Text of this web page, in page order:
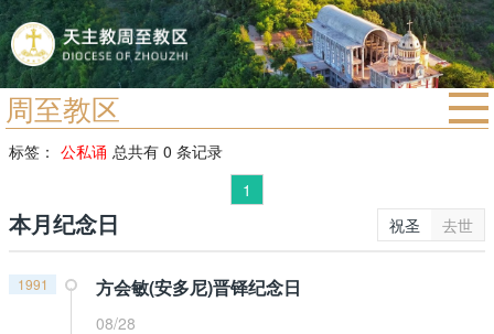
周至教区
首页
教区动态
教区简介
标签： 公私诵 总共有 0 条记录
1
本月纪念日 祝圣 去世
1991 方会敏(安多尼)晋铎纪念日
08/28